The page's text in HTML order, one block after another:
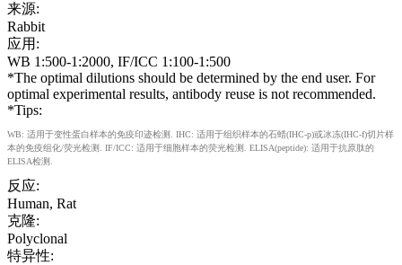
来源:
Rabbit
应用:
WB 1:500-1:2000, IF/ICC 1:100-1:500
*The optimal dilutions should be determined by the end user. For
optimal experimental results, antibody reuse is not recommended.
*Tips:
WB: 适用于变性蛋白样本的免疫印迹检测. IHC: 适用于组织样本的石蜡(IHC-p)或冰冻(IHC-f)切片样
本的免疫组化/荧光检测. IF/ICC: 适用于细胞样本的荧光检测. ELISA(peptide): 适用于抗原肽的
ELISA检测.
反应:
Human, Rat
克隆:
Polyclonal
特异性: